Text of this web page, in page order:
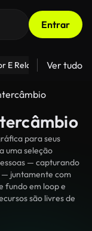
Entrar
E Relacionamentos
Ver tudo
para seus
uma seleção
— capturando
— juntamente com
fundo em loop e
são livres de